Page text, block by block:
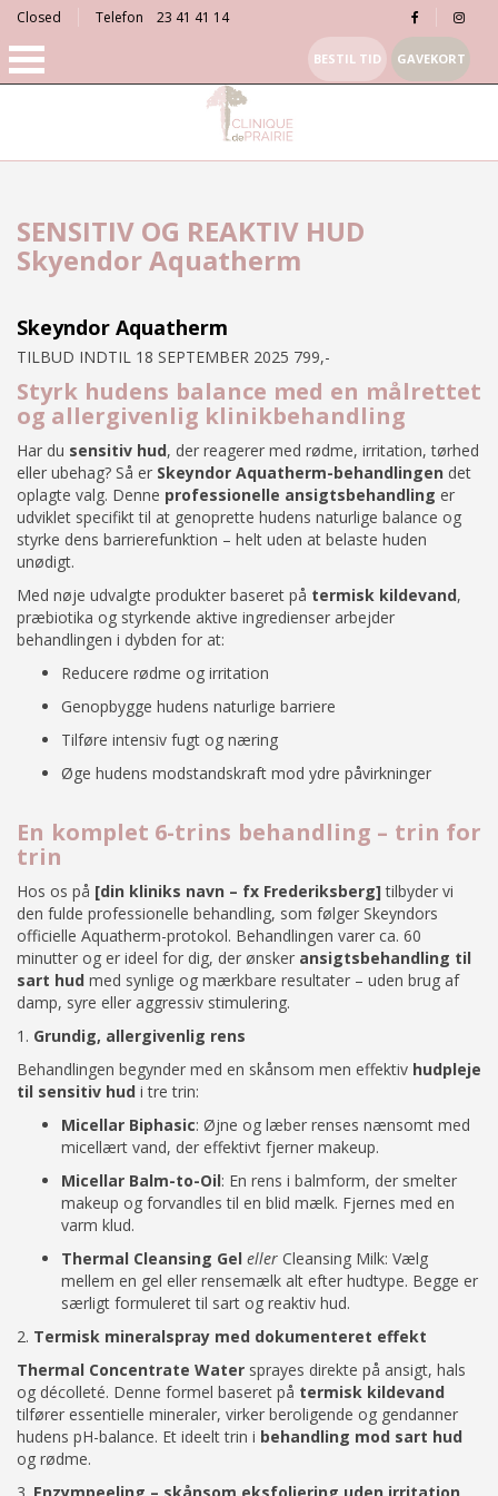
Closed Telefon 23 41 41 14
BESTIL TID GAVEKORT
SENSITIV OG REAKTIV HUD
Skyendor Aquatherm
Skeyndor Aquatherm
TILBUD INDTIL 18 SEPTEMBER 2025 799,-
Styrk hudens balance med en målrettet
og allergivenlig klinikbehandling
Har du sensitiv hud, der reagerer med rødme, irritation, tørhed
eller ubehag? Så er Skeyndor Aquatherm-behandlingen det
oplagte valg. Denne professionelle ansigtsbehandling er
udviklet specifikt til at genoprette hudens naturlige balance og
styrke dens barrierefunktion – helt uden at belaste huden
unødigt.
Med nøje udvalgte produkter baseret på termisk kildevand,
præbiotika og styrkende aktive ingredienser arbejder
behandlingen i dybden for at:
Reducere rødme og irritation
Genopbygge hudens naturlige barriere
Tilføre intensiv fugt og næring
Øge hudens modstandskraft mod ydre påvirkninger
En komplet 6-trins behandling – trin for
trin
Hos os på [din kliniks navn – fx Frederiksberg] tilbyder vi
den fulde professionelle behandling, som følger Skeyndors
officielle Aquatherm-protokol. Behandlingen varer ca. 60
minutter og er ideel for dig, der ønsker ansigtsbehandling til
sart hud med synlige og mærkbare resultater – uden brug af
damp, syre eller aggressiv stimulering.
1. Grundig, allergivenlig rens
Behandlingen begynder med en skånsom men effektiv hudpleje
til sensitiv hud i tre trin:
Micellar Biphasic: Øjne og læber renses nænsomt med
micellært vand, der effektivt fjerner makeup.
Micellar Balm-to-Oil: En rens i balmform, der smelter
makeup og forvandles til en blid mælk. Fjernes med en
varm klud.
Thermal Cleansing Gel eller Cleansing Milk: Vælg
mellem en gel eller rensemælk alt efter hudtype. Begge er
særligt formuleret til sart og reaktiv hud.
2. Termisk mineralspray med dokumenteret effekt
Thermal Concentrate Water sprayes direkte på ansigt, hals
og décolleté. Denne formel baseret på termisk kildevand
tilfører essentielle mineraler, virker beroligende og gendanner
hudens pH-balance. Et ideelt trin i behandling mod sart hud
og rødme.